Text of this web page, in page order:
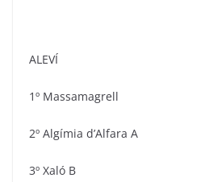
ALEVÍ
1º Massamagrell
2º Algímia d’Alfara A
3º Xaló B